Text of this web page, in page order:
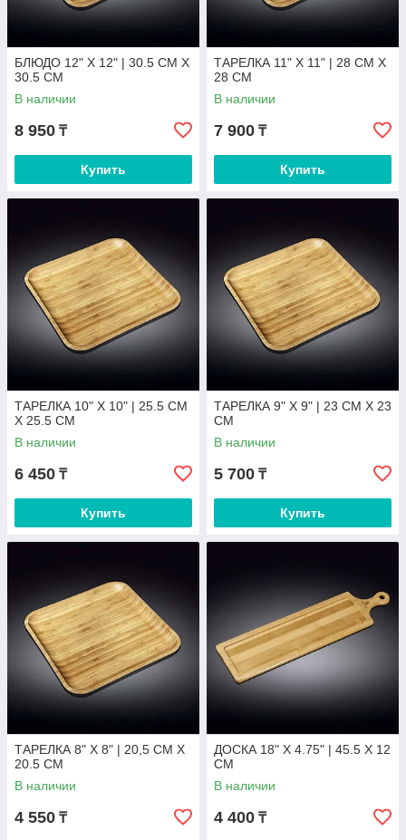
БЛЮДО 12" X 12" | 30.5 CM X
30.5 CM
В наличии
8 950 ₸
Купить
ТАРЕЛКА 11" X 11" | 28 CM X
28 CM
В наличии
7 900 ₸
Купить
ТАРЕЛКА 10" X 10" | 25.5 CM
X 25.5 CM
В наличии
6 450 ₸
Купить
ТАРЕЛКА 9" X 9" | 23 CM X 23
CM
В наличии
5 700 ₸
Купить
ТАРЕЛКА 8" X 8" | 20,5 CM X
20.5 CM
В наличии
4 550 ₸
ДОСКА 18" X 4.75" | 45.5 X 12
CM
В наличии
4 400 ₸